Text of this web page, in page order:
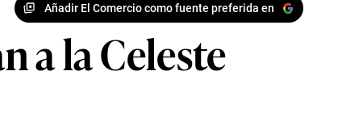
Añadir El Comercio como fuente preferida en
a la Celeste